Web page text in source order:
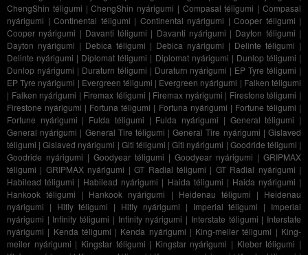
ChengShin téligumi |ChengShin nyárigumi | Compasal téligumi |Compasal
nyárigumi | Continental téligumi | Continental nyárigumi | Cooper téligumi |
Cooper nyárigumi | Davanti téligumi | Davanti nyárigumi | Dayton téligumi |
Dayton nyárigumi | Debica téligumi | Debica nyárigumi | Delinte téligumi |
Delinte nyárigumi | Diplomat téligumi | Diplomat nyárigumi | Dunlop téligumi |
Dunlop nyárigumi | Duraturn téligumi | Duraturn nyárigumi | EP Tyre téligumi |
EP Tyre nyárigumi | Evergreen téligumi | Evergreen nyárigumi | Falken téligumi
| Falken nyárigumi | Firemax téligumi | Firemax nyárigumi | Firestone téligumi |
Firestone nyárigumi | Fortuna téligumi | Fortuna nyárigumi | Fortune téligumi |
Fortune nyárigumi | Fulda téligumi | Fulda nyárigumi | General téligumi |
General nyárigumi | General Tire téligumi |General Tire nyárigumi |Gislaved
téligumi |Gislaved nyárigumi | Giti téligumi |Giti nyárigumi | Goodride téligumi |
Goodride nyárigumi | Goodyear téligumi | Goodyear nyárigumi | GRIPMAX
téligumi | GRIPMAX nyárigumi |GT Radial téligumi | GT Radial nyárigumi |
Habilead téligumi | Habilead nyárigumi | Haida téligumi | Haida nyárigumi |
Hankook téligumi | Hankook nyárigumi | Heidenau téligumi | Heidenau
nyárigumi | Hifly téligumi | Hifly nyárigumi | Imperial téligumi | Imperial
nyárigumi | Infinity téligumi | Infinity nyárigumi | Interstate téligumi | Interstate
nyárigumi | Kenda téligumi | Kenda nyárigumi | King-meiler téligumi | King-
meiler nyárigumi | Kingstar téligumi | Kingstar nyárigumi | Kleber téligumi |